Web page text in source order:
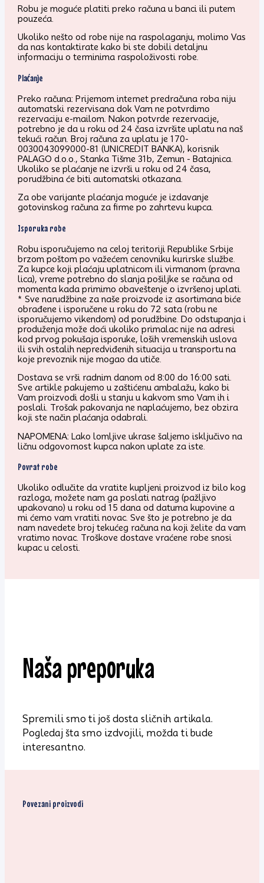
Robu je moguće platiti preko računa u banci ili putem
pouzeća.
Ukoliko nešto od robe nije na raspolaganju, molimo Vas
da nas kontaktirate kako bi ste dobili detaljnu
informaciju o terminima raspoloživosti robe.
Plaćanje
Preko računa: Prijemom internet predračuna roba niju
automatski rezervisana dok Vam ne potvrdimo
rezervaciju e-mailom. Nakon potvrde rezervacije,
potrebno je da u roku od 24 časa izvršite uplatu na naš
tekući račun. Broj računa za uplatu je 170-
0030043099000-81 (UNICREDIT BANKA), korisnik
PALAGO d.o.o., Stanka Tišme 31b, Zemun - Batajnica.
Ukoliko se plaćanje ne izvrši u roku od 24 časa,
porudžbina će biti automatski otkazana.
Za obe varijante plaćanja moguće je izdavanje
gotovinskog računa za firme po zahrtevu kupca.
Isporuka robe
Robu isporučujemo na celoj teritoriji Republike Srbije
brzom poštom po važećem cenovniku kurirske službe.
Za kupce koji plaćaju uplatnicom ili virmanom (pravna
lica), vreme potrebno do slanja pošiljke se računa od
momenta kada primimo obaveštenje o izvršenoj uplati.
* Sve narudžbine za naše proizvode iz asortimana biće
obrađene i isporučene u roku do 72 sata (robu ne
isporučujemo vikendom) od porudžbine. Do odstupanja i
produženja može doći ukoliko primalac nije na adresi
kod prvog pokušaja isporuke, loših vremenskih uslova
ili svih ostalih nepredviđenih situacija u transportu na
koje prevoznik nije mogao da utiče.
Dostava se vrši radnim danom od 8:00 do 16:00 sati.
Sve artikle pakujemo u zaštićenu ambalažu, kako bi
Vam proizvodi došli u stanju u kakvom smo Vam ih i
poslali. Trošak pakovanja ne naplaćujemo, bez obzira
koji ste način plaćanja odabrali.
NAPOMENA: Lako lomljive ukrase šaljemo isključivo na
ličnu odgovornost kupca nakon uplate za iste.
Povrat robe
Ukoliko odlučite da vratite kupljeni proizvod iz bilo kog
razloga, možete nam ga poslati natrag (pažljivo
upakovano) u roku od 15 dana od datuma kupovine a
mi ćemo vam vratiti novac. Sve što je potrebno je da
nam navedete broj tekućeg računa na koji želite da vam
vratimo novac. Troškove dostave vraćene robe snosi
kupac u celosti.
Naša preporuka
Spremili smo ti još dosta sličnih artikala.
Pogledaj šta smo izdvojili, možda ti bude
interesantno.
Povezani proizvodi